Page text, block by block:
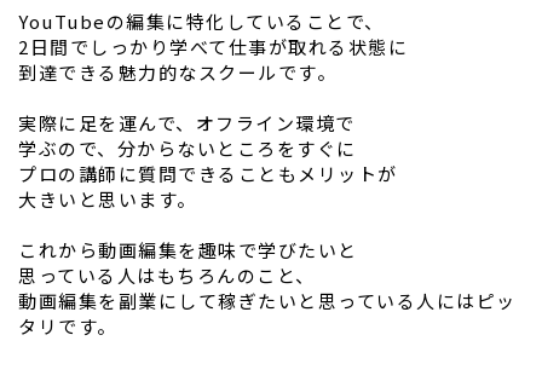
YouTubeの編集に特化していることで、
2日間でしっかり学べて仕事が取れる状態に
到達できる魅力的なスクールです。
実際に足を運んで、オフライン環境で
学ぶので、分からないところをすぐに
プロの講師に質問できることもメリットが
大きいと思います。
これから動画編集を趣味で学びたいと
思っている人はもちろんのこと、
動画編集を副業にして稼ぎたいと思っている人にはピッ
タリです。